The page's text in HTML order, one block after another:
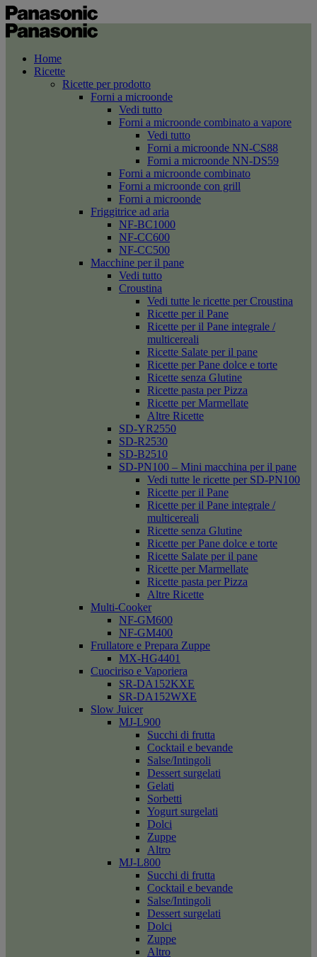
Home
Ricette
Ricette per prodotto
Forni a microonde
Vedi tutto
Forni a microonde combinato a vapore
Vedi tutto
Forni a microonde NN-CS88
Forni a microonde NN-DS59
Forni a microonde combinato
Forni a microonde con grill
Forni a microonde
Friggitrice ad aria
NF-BC1000
NF-CC600
NF-CC500
Macchine per il pane
Vedi tutto
Croustina
Vedi tutte le ricette per Croustina
Ricette per il Pane
Ricette per il Pane integrale /
multicereali
Ricette Salate per il pane
Ricette per Pane dolce e torte
Ricette senza Glutine
Ricette pasta per Pizza
Ricette per Marmellate
Altre Ricette
SD-YR2550
SD-R2530
SD-B2510
SD-PN100 – Mini macchina per il pane
Vedi tutte le ricette per SD-PN100
Ricette per il Pane
Ricette per il Pane integrale /
multicereali
Ricette senza Glutine
Ricette per Pane dolce e torte
Ricette Salate per il pane
Ricette per Marmellate
Ricette pasta per Pizza
Altre Ricette
Multi-Cooker
NF-GM600
NF-GM400
Frullatore e Prepara Zuppe
MX-HG4401
Cuociriso e Vaporiera
SR-DA152KXE
SR-DA152WXE
Slow Juicer
MJ-L900
Succhi di frutta
Cocktail e bevande
Salse/Intingoli
Dessert surgelati
Gelati
Sorbetti
Yogurt surgelati
Dolci
Zuppe
Altro
MJ-L800
Succhi di frutta
Cocktail e bevande
Salse/Intingoli
Dessert surgelati
Dolci
Zuppe
Altro